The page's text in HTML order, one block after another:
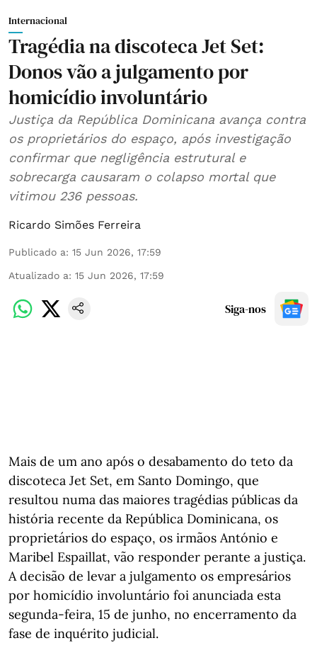
Internacional
Tragédia na discoteca Jet Set:
Donos vão a julgamento por
homicídio involuntário
Justiça da República Dominicana avança contra
os proprietários do espaço, após investigação
confirmar que negligência estrutural e
sobrecarga causaram o colapso mortal que
vitimou 236 pessoas.
Ricardo Simões Ferreira
Publicado a: 15 Jun 2026, 17:59
Atualizado a: 15 Jun 2026, 17:59
Siga-nos
Mais de um ano após o desabamento do teto da
discoteca Jet Set, em Santo Domingo, que
resultou numa das maiores tragédias públicas da
história recente da República Dominicana, os
proprietários do espaço, os irmãos António e
Maribel Espaillat, vão responder perante a justiça.
A decisão de levar a julgamento os empresários
por homicídio involuntário foi anunciada esta
segunda-feira, 15 de junho, no encerramento da
fase de inquérito judicial.